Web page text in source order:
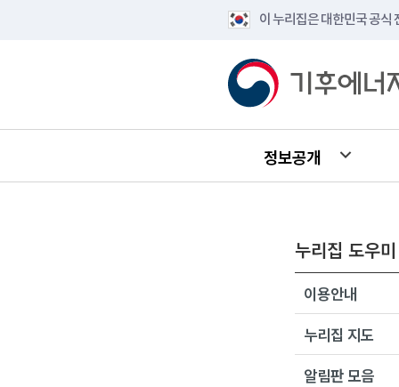
이 누리집은 대한민국 공식
정보공개
누리집 도우미
이용안내
누리집 지도
알림판 모음